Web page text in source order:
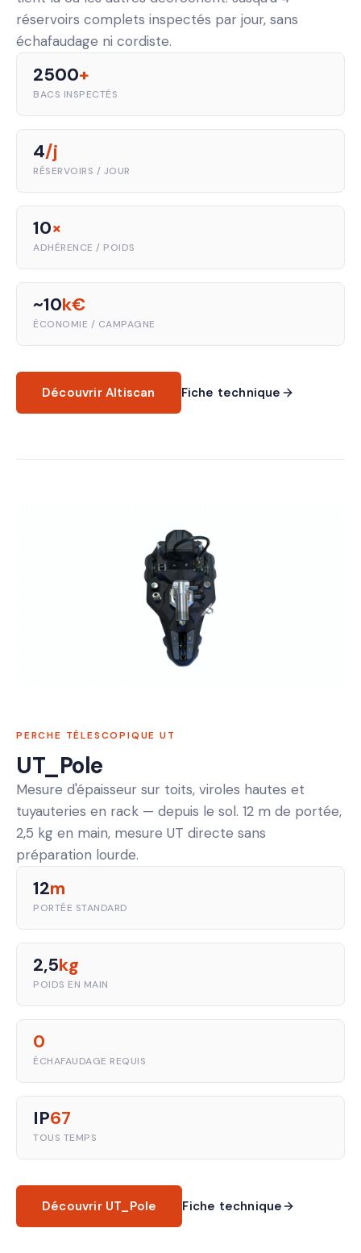
réservoirs complets inspectés par jour, sans
échafaudage ni cordiste.
2500+
BACS INSPECTÉS
4/j
RÉSERVOIRS / JOUR
10×
ADHÉRENCE / POIDS
~10k€
ÉCONOMIE / CAMPAGNE
Découvrir Altiscan Fiche technique
PERCHE TÉLESCOPIQUE UT
UT_Pole
Mesure d'épaisseur sur toits, viroles hautes et
tuyauteries en rack — depuis le sol. 12 m de portée,
2,5 kg en main, mesure UT directe sans
préparation lourde.
12m
PORTÉE STANDARD
2,5kg
POIDS EN MAIN
0
ÉCHAFAUDAGE REQUIS
IP67
TOUS TEMPS
Découvrir UT_Pole Fiche technique